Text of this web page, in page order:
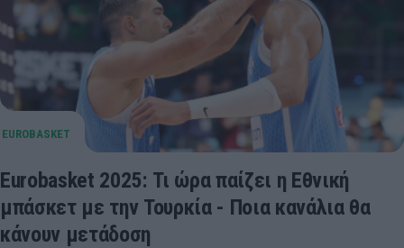
Eurobasket 2025: Τι ώρα παίζει η Εθνική
μπάσκετ με την Τουρκία - Ποια κανάλια θα
κάνουν μετάδοση